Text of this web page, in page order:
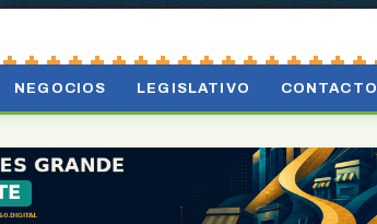
NEGOCIOS LEGISLATIVO CONTACTO